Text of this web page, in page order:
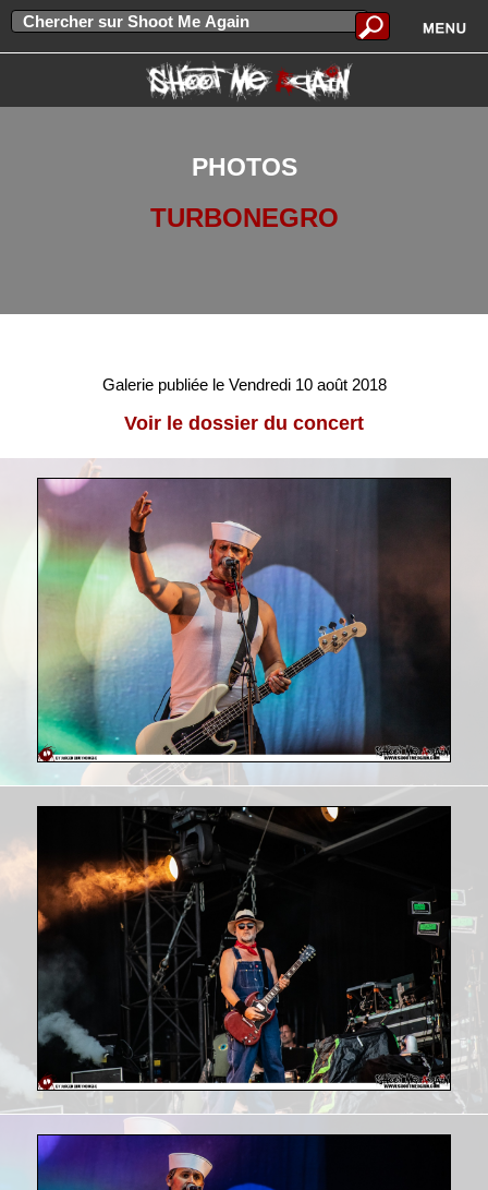
PHOTOS
TURBONEGRO
Galerie publiée le Vendredi 10 août 2018
Voir le dossier du concert